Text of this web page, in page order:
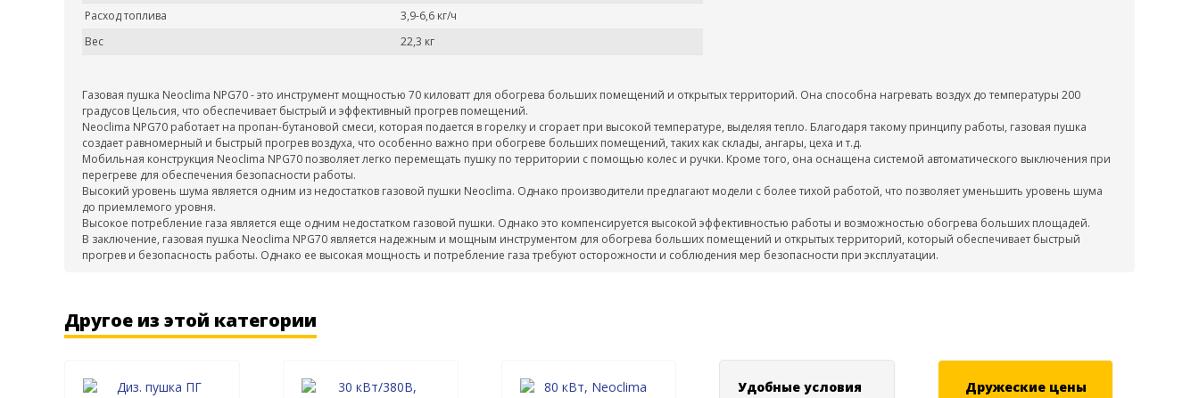
Расход топлива
3,9-6,6 кг/ч
Вес
22,3 кг
Газовая пушка Neoclima NPG70 - это инструмент мощностью 70 киловатт для обогрева больших помещений и открытых территорий. Она способна нагревать воздух до температуры 200
градусов Цельсия, что обеспечивает быстрый и эффективный прогрев помещений.
Neoclima NPG70 работает на пропан-бутановой смеси, которая подается в горелку и сгорает при высокой температуре, выделяя тепло. Благодаря такому принципу работы, газовая пушка
создает равномерный и быстрый прогрев воздуха, что особенно важно при обогреве больших помещений, таких как склады, ангары, цеха и т.д.
Мобильная конструкция Neoclima NPG70 позволяет легко перемещать пушку по территории с помощью колес и ручки. Кроме того, она оснащена системой автоматического выключения при
перегреве для обеспечения безопасности работы.
Высокий уровень шума является одним из недостатков газовой пушки Neoclima. Однако производители предлагают модели с более тихой работой, что позволяет уменьшить уровень шума
до приемлемого уровня.
Высокое потребление газа является еще одним недостатком газовой пушки. Однако это компенсируется высокой эффективностью работы и возможностью обогрева больших площадей.
В заключение, газовая пушка Neoclima NPG70 является надежным и мощным инструментом для обогрева больших помещений и открытых территорий, который обеспечивает быстрый
прогрев и безопасность работы. Однако ее высокая мощность и потребление газа требуют осторожности и соблюдения мер безопасности при эксплуатации.
Другое из этой категории
Удобные условия
Дружеские цены